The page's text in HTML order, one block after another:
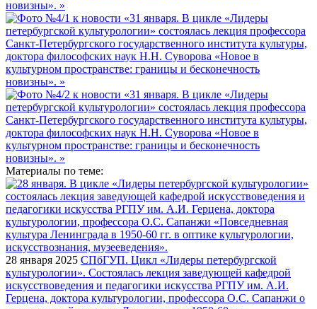
Материалы по теме:
28 января 2025 СПбГУП. Цикл «Лидеры петербургской
культурологии». Состоялась лекция заведующей кафедрой
искусствоведения и педагогики искусства РГПУ им. А.И.
Герцена, доктора культурологии, профессора О.С. Сапанжи о